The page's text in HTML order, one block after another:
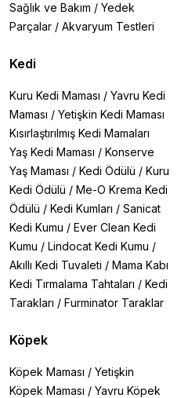
Sağlık ve Bakım / Yedek
Parçalar / Akvaryum Testleri
Kedi
Kuru Kedi Maması / Yavru Kedi
Maması / Yetişkin Kedi Maması
Kısırlaştırılmış Kedi Mamaları
Yaş Kedi Maması / Konserve
Yaş Maması / Kedi Ödülü / Kuru
Kedi Ödülü / Me-O Krema Kedi
Ödülü / Kedi Kumları / Sanicat
Kedi Kumu / Ever Clean Kedi
Kumu / Lindocat Kedi Kumu /
Akıllı Kedi Tuvaleti / Mama Kabı
Kedi Tırmalama Tahtaları / Kedi
Tarakları / Furminator Taraklar
Köpek
Köpek Maması / Yetişkin
Köpek Maması / Yavru Köpek